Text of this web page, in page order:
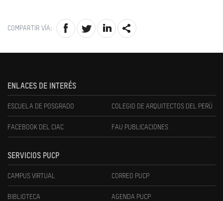
COMPARTIR VÍA:
ENLACES DE INTERÉS
ESCUELA DE POSGRADO COLEGIO DE ARQUITECTOS DEL PERÚ
FACEBOOK DEL CIAC FAU PUBLICACIONES
SERVICIOS PUCP
CAMPUS VIRTUAL CORREO PUCP
BIBLIOTECA AGENDA PUCP